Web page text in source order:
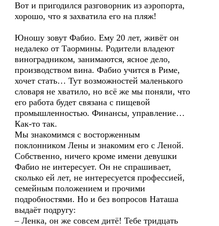
Вот и пригодился разговорник из аэропорта,
хорошо, что я захватила его на пляж!
Юношу зовут Фабио. Ему 20 лет, живёт он
недалеко от Таормины. Родители владеют
виноградником, занимаются, ясное дело,
производством вина. Фабио учится в Риме,
хочет стать… Тут возможностей маленького
словаря не хватило, но всё же мы поняли, что
его работа будет связана с пищевой
промышленностью. Финансы, управление…
Как-то так.
Мы знакомимся с восторженным
поклонником Лены и знакомим его с Леной.
Собственно, ничего кроме имени девушки
Фабио не интересует. Он не спрашивает,
сколько ей лет, не интересуется профессией,
семейным положением и прочими
подробностями. Но и без вопросов Наташа
выдаёт подругу:
– Ленка, он же совсем дитё! Тебе тридцать